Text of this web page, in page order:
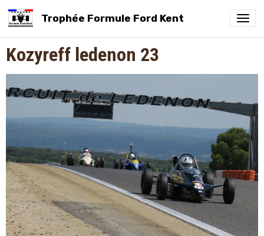
Trophée Formule Ford Kent
Kozyreff ledenon 23